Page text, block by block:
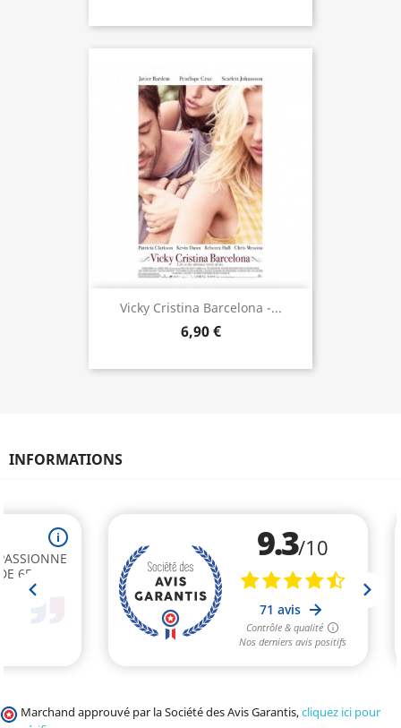
Vicky Cristina Barcelona -...
6,90 €
INFORMATIONS
Marchand approuvé par la Société des Avis Garantis,cliquez ici pour